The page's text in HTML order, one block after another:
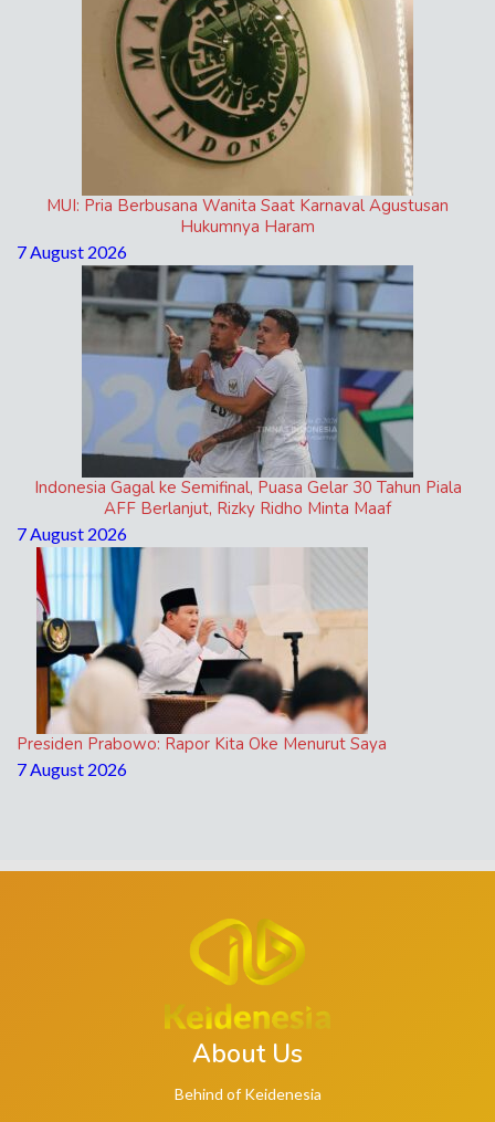
MUI: Pria Berbusana Wanita Saat Karnaval Agustusan
Hukumnya Haram
7 August 2026
Indonesia Gagal ke Semifinal, Puasa Gelar 30 Tahun Piala
AFF Berlanjut, Rizky Ridho Minta Maaf
7 August 2026
Presiden Prabowo: Rapor Kita Oke Menurut Saya
7 August 2026
About Us
Behind of Keidenesia